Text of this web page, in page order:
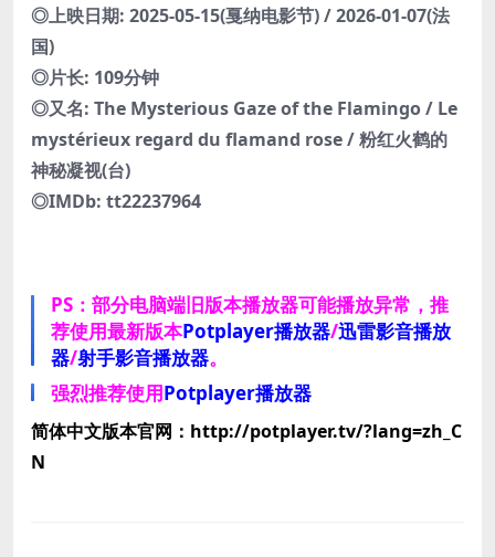
◎上映日期: 2025-05-15(戛纳电影节) / 2026-01-07(法
国)
◎片长: 109分钟
◎又名: The Mysterious Gaze of the Flamingo / Le
mystérieux regard du flamand rose / 粉红火鹤的
神秘凝视(台)
◎IMDb: tt22237964
PS：部分电脑端旧版本播放器可能播放异常，推
荐使用最新版本Potplayer播放器/迅雷影音播放
器/射手影音播放器。
强烈推荐使用Potplayer播放器
简体中文版本官网：http://potplayer.tv/?lang=zh_C
N